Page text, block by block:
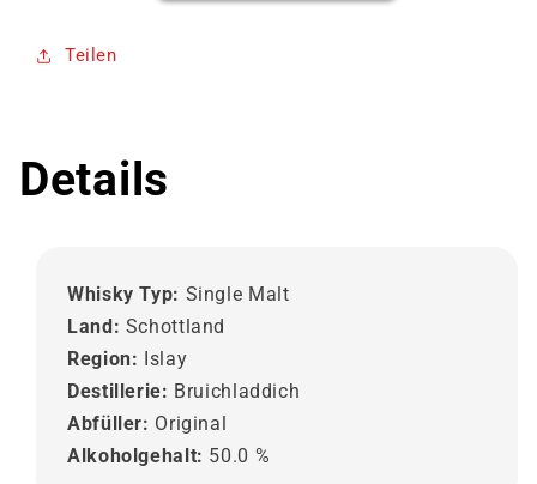
Teilen
Details
Whisky Typ: Single Malt
Land: Schottland
Region: Islay
Destillerie: Bruichladdich
Abfüller: Original
Alkoholgehalt: 50.0 %